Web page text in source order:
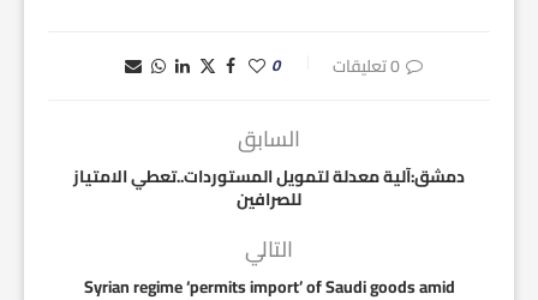
0 تعليقات 0
السابق
دمشق:آلية معدلة لتمويل المستوردات..تعطي الامتياز
للصرافين
التالي
Syrian regime ‘permits import’ of Saudi goods amid